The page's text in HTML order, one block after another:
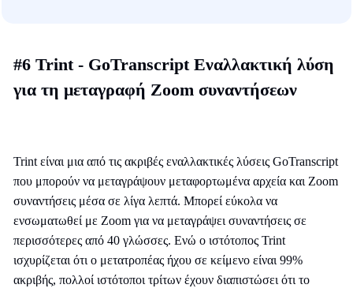
#6 Trint - GoTranscript Εναλλακτική λύση
για τη μεταγραφή Zoom συναντήσεων
Trint είναι μια από τις ακριβές εναλλακτικές λύσεις GoTranscript
που μπορούν να μεταγράψουν μεταφορτωμένα αρχεία και Zoom
συναντήσεις μέσα σε λίγα λεπτά. Μπορεί εύκολα να
ενσωματωθεί με Zoom για να μεταγράψει συναντήσεις σε
περισσότερες από 40 γλώσσες. Ενώ ο ιστότοπος Trint
ισχυρίζεται ότι ο μετατροπέας ήχου σε κείμενο είναι 99%
ακριβής, πολλοί ιστότοποι τρίτων έχουν διαπιστώσει ότι το